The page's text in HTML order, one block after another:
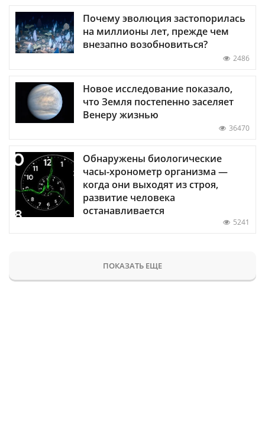
Почему эволюция застопорилась
на миллионы лет, прежде чем
внезапно возобновиться?
2486
Новое исследование показало,
что Земля постепенно заселяет
Венеру жизнью
36470
Обнаружены биологические
часы-хронометр организма —
когда они выходят из строя,
развитие человека
останавливается
5241
ПОКАЗАТЬ ЕЩЕ